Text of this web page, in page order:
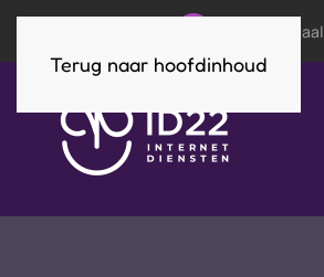
Terug naar hoofdinhoud
Klantenportaal